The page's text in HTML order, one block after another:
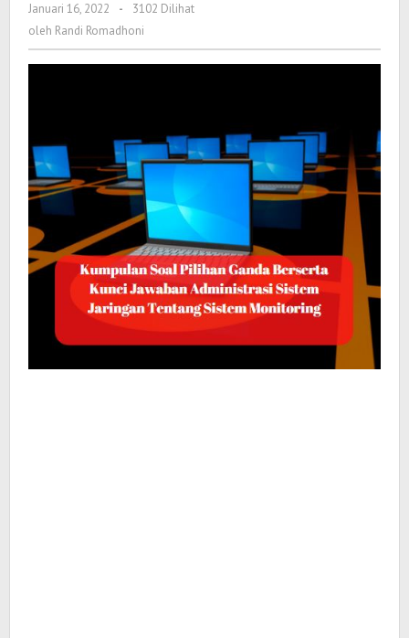
Jaringan
Januari 16, 2022
oleh
Randi
-
3102 Dilihat
oleh Randi Romadhoni